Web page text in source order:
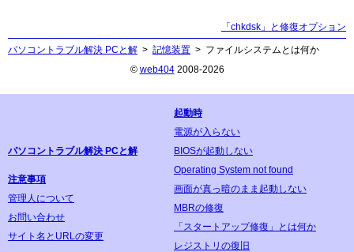
「chkdsk」と修復オプション
パソコントラブル解決 PCと解 記憶装置
ファイルシステムとは何か
© web4042008-2026
パソコントラブル解決 PCと解
注意事項
管理人について
お問い合わせ
サイト名とURLの変更
起動時
電源が入らない
BIOSが起動しない
Operating System not found
画面が真っ暗のまま起動しない
MBRの修復
「スタートアップ修復」とは何か
レジストリの復旧